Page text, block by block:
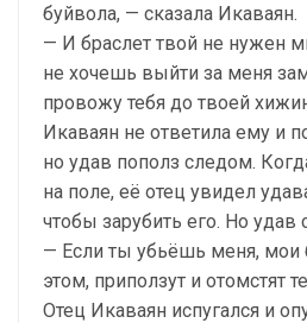
буйвола, — сказала Икаваян.
— И браслет твой не нужен
не хочешь выйти за меня
провожу тебя до твоей
Икаваян не ответила ему и
но удав пополз следом.
на поле, её отец увидел
чтобы зарубить его. Но удав
— Если ты убьёшь меня, мои
этом, приползут и отомстят
Отец Икаваян испугался и